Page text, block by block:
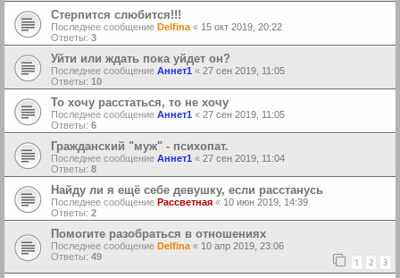
Стерпится слюбится!!!
Последнее сообщение Delfina « 15 окт 2019, 20:22
Ответы: 3
Уйти или ждать пока уйдет он?
Последнее сообщение Аннет1 « 27 сен 2019, 11:05
Ответы: 10
То хочу расстаться, то не хочу
Последнее сообщение Аннет1 « 27 сен 2019, 11:05
Ответы: 6
Гражданский "муж" - психопат.
Последнее сообщение Аннет1 « 27 сен 2019, 11:04
Ответы: 8
Найду ли я ещё себе девушку, если расстанусь
Последнее сообщение Рассветная « 10 июн 2019, 14:39
Ответы: 2
Помогите разобраться в отношениях
Последнее сообщение Delfina « 10 апр 2019, 23:06
Ответы: 49 1 2 3